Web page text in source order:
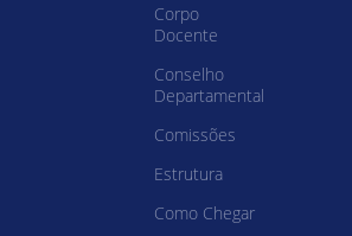
Corpo
Docente
Conselho
Departamental
Comissões
Estrutura
Como Chegar